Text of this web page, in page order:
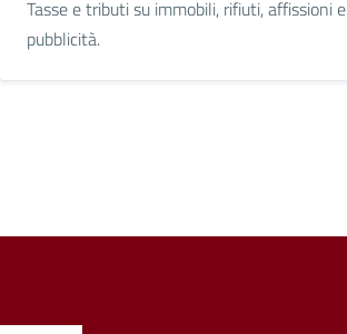
Tasse e tributi su immobili, rifiuti, affissioni e
pubblicità.